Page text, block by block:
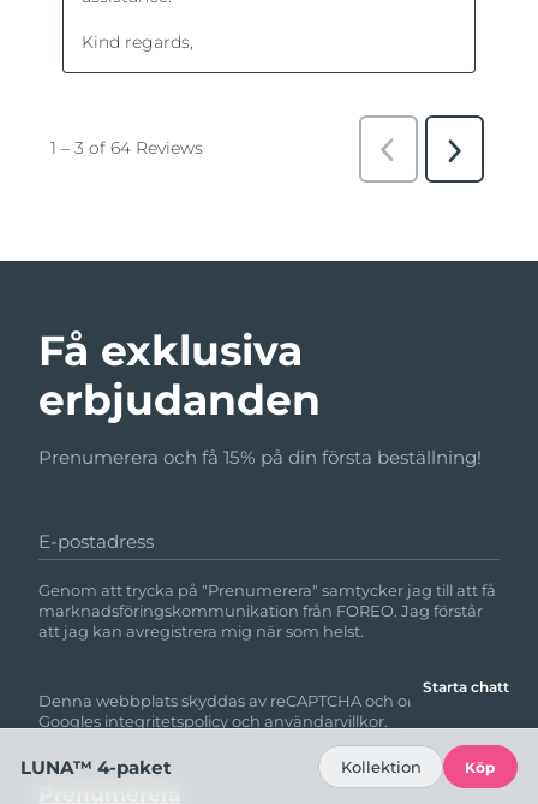
Få exklusiva
erbjudanden
Prenumerera och få 15% på din första beställning!
E-postadress
Genom att trycka på "Prenumerera" samtycker jag till att få
marknadsföringskommunikation från FOREO. Jag förstår
att jag kan avregistrera mig när som helst.
Denna webbplats skyddas av reCAPTCHA och omfattas av
Googles integritetspolicyoch användarvillkor.
Starta chatt
LUNA™ 4-paket Kollektion Köp